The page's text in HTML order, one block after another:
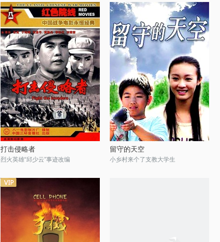
打击侵略者
烈火英雄“邱少云”事迹改编
留守的天空
小乡村来个了支教大学生